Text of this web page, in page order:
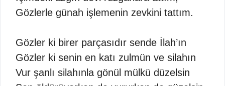
Gözlerle günah işlemenin zevkini tattım.
Gözler ki birer parçasıdır sende İlah’ın
Gözler ki senin en katı zulmün ve silahın
Vur şanlı silahınla gönül mülkü düzelsin